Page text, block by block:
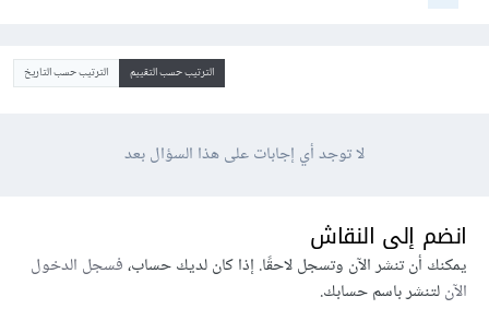
الترتيب حسب التقييم الترتيب حسب التاريخ
لا توجد أي إجابات على هذا السؤال بعد
انضم إلى النقاش
يمكنك أن تنشر الآن وتسجل لاحقًا. إذا كان لديك حساب،فسجل الدخول
الآنلتنشر باسم حسابك.